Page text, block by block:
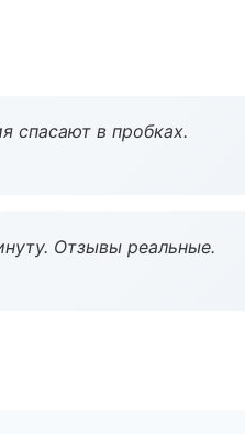
спасают в пробках.
Отзывы реальные.